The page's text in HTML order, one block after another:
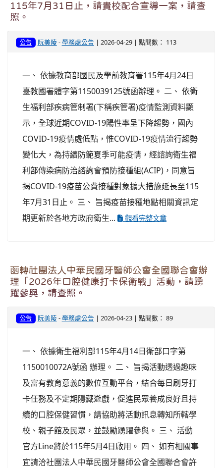
115年7月31日止，請貴校配合宣導一案，請查
照。
公告 阮美陵-學務處公告 | 2026-04-29 | 點閱數： 113
一、 依據教育部國民及學前教育署115年4月24日
臺教國署體字第1150039125號函辦理。 二、 依衛
生福利部疾病管制署(下稱疾管署)疫情監測資料顯
示，全球近期COVID-19陽性率呈下降趨勢，國內
COVID-19疫情處低點，惟COVID-19疫情流行趨勢
變化大，為持續防範夏季可能疫情，經諮詢衛生福
利部傳染病防治諮詢會預防接種組(ACIP)，同意旨
揭COVID-19疫苗公費接種對象擴大措施延長至115
年7月31日止。 三、 旨揭疫苗接種地點相關資訊定
期更新於各地方政府衛生...
觀看完整文章
函轉社團法人中華民國牙醫師公會全國聯合會辦
理「2026年口腔健康打卡保衛戰」活動，請踴
躍參與，請查照。
公告 阮美陵-學務處公告 | 2026-04-23 | 點閱數： 89
一、 依據衛生福利部115年4月14日衛部口字第
1150010072A號函 辦理。 二、 旨揭活動透過趣味
及富有教育意義的數位互動平台，結合每日刷牙打
卡任務及不定期隱藏遊戲，促進民眾養成良好且持
續的口腔保健習慣，請協助將活動訊息轉知所轄學
校、親子館及民眾，並鼓勵踴躍參與。 三、 活動
官方Line將於115年5月4日啟用。 四、 如有相關事
宜請洽社團法人中華民國牙醫師公會全國聯合會許